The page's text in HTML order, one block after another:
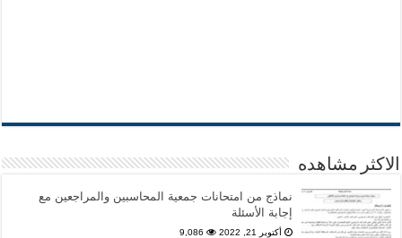
الاكثر مشاهده
نماذج من امتحانات جمعية المحاسبين والمراجعين مع
إجابة الأسئلة
أكتوبر 21, 2022 9,086